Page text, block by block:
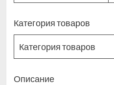
Категория товаров
Категория товаров
Описание